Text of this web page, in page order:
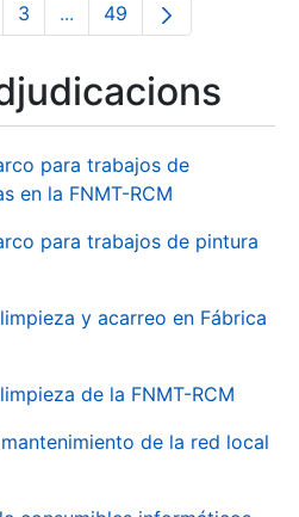
Pàgina
3 ...Pàgines intermèdies
Pàgina
49
para trabajos de
en la FNMT-RCM
para trabajos de pintura
y acarreo en Fábrica
de la FNMT-RCM
de la red local